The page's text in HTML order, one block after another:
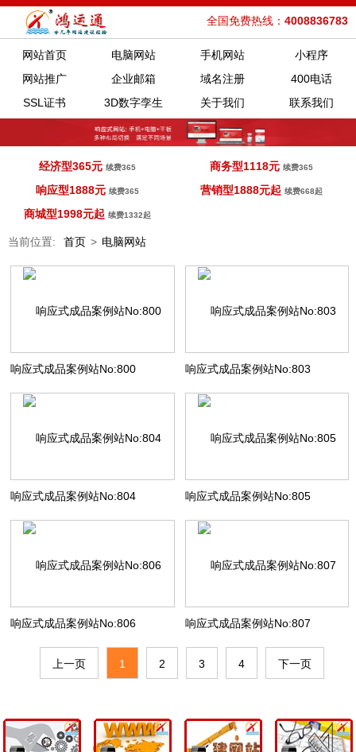
全国免费热线： 4008836783
网站首页 电脑网站 手机网站
小程序
网站推广
企业邮箱 域名注册
400电话
SSL证书
3D数字孪生 关于我们 联系我们
经济型365元 续费365 商务型1118元续费365
响应型1888元 续费365 营销型1888元起续费668起
商城型1998元起 续费1332起
当前位置: 首页 > 电脑网站
响应式成品案例站No:800 响应式成品案例站No:803
响应式成品案例站No:804 响应式成品案例站No:805
响应式成品案例站No:806 响应式成品案例站No:807
上一页 1 2 3 4 下一页